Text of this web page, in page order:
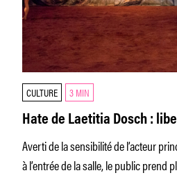
CULTURE 3 MIN
Hate de Laetitia Dosch :
Averti de la sensibilité de l’acteur
à l’entrée de la salle, le public prend